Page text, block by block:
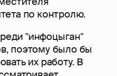
по контролю.
"инфоцыган"
поэтому было бы
их работу. В